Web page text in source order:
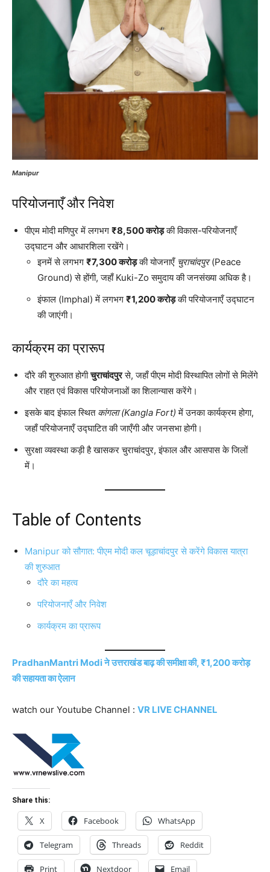
Manipur
परियोजनाएँ और निवेश
पीएम मोदी मणिपुर में लगभग ₹8,500 करोड़की विकास-परियोजनाएँ
उद्घाटन और आधारशिला रखेंगे।
इनमें से लगभग ₹7,300 करोड़की योजनाएँ चुराचांदपुर(Peace
Ground) से होंगी, जहाँ Kuki-Zo समुदाय की जनसंख्या अधिक है।
इंफाल (Imphal) में लगभग ₹1,200 करोड़की परियोजनाएँ उद्घाटन
की जाएंगी।
कार्यक्रम का प्रारूप
दौरे की शुरुआत होगीचुराचांदपुरसे, जहाँ पीएम मोदी विस्थापित लोगों से मिलेंगे
और राहत एवं विकास परियोजनाओं का शिलान्यास करेंगे।
इसके बाद इंफाल स्थित कांगला (Kangla Fort) में उनका कार्यक्रम होगा,
जहाँ परियोजनाएँ उद्घाटित की जाएँगी और जनसभा होगी।
सुरक्षा व्यवस्था कड़ी है खासकर चुराचांदपुर, इंफाल और आसपास के जिलों
में।
Table of Contents
Manipur को सौगात: पीएम मोदी कल चूड़ाचांदपुर से करेंगे विकास यात्रा
की शुरुआत
दौरे का महत्व
परियोजनाएँ और निवेश
कार्यक्रम का प्रारूप
PradhanMantri Modi ने उत्तराखंड बाढ़ की समीक्षा की, ₹1,200 करोड़
की सहायता का ऐलान
watch our Youtube Channel : VR LIVE CHANNEL
Share this:
X Facebook WhatsApp
Telegram Threads Reddit
Print Nextdoor Email